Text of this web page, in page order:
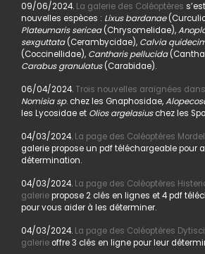
09/06/2024.La galerie des Coléoptères
nouvelles espèces : Lixus bardanae
Plateumaris sericea(Chrysomelidae),
sexguttata(Cerambycidae), Calvia
(Coccinellidae), Cantharis pellucida
Carabus granulatus(Carabidae).
06/04/2024.Trois nouvelles araignées
Nomisia sp. chez les Gnaphosidae,
les Lycosidae et Olios argelasiuschez les
04/03/2024. La page des Coléoptères
galerie propose un pdf téléchargeable pour
détermination.
04/03/2024. La page des Coléoptères
galeriepropose 2 clés en lignes et 4 pdf
pour vous aider à les déterminer.
04/03/2024. La page des Coléoptères
galerieoffre 3 clés en ligne pour leur